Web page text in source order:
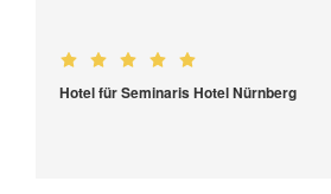
Hotel für Seminaris Hotel Nürnberg